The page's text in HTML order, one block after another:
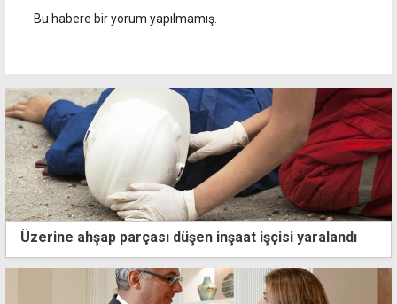
Bu habere bir yorum yapılmamış.
Üzerine ahşap parçası düşen inşaat işçisi yaralandı